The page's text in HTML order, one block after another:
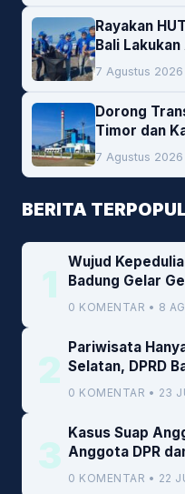
Rayakan
Bali
Lingkungan
7 Agustus 2026
Dorong
Timor dan
Peluang
Cofiring
7 Agustus 2026
BERITA
1
Wujud
Badung Gelar
0 KOMENTAR • 8
2
Pariwisata
Selatan, DPRD
0 KOMENTAR • 23
3
Kasus Suap
Anggota DPR
Kemenkeu
0 KOMENTAR • 22